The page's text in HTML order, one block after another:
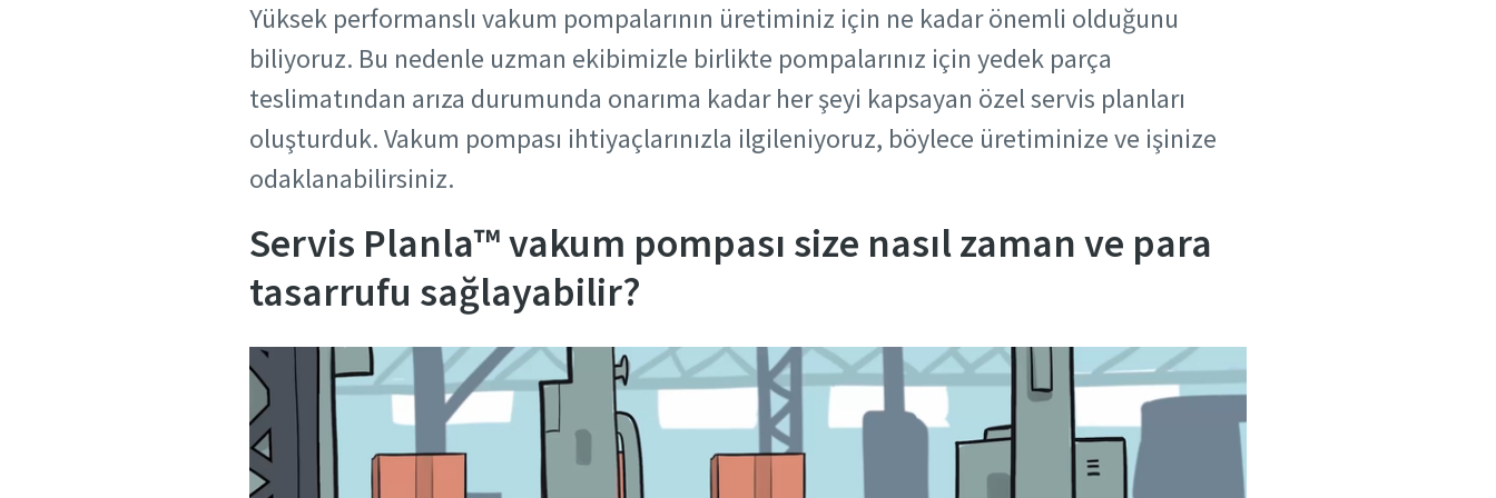
Yüksek performanslı vakum pompalarının üretiminiz için ne kadar önemli olduğunu
biliyoruz. Bu nedenle uzman ekibimizle birlikte pompalarınız için yedek parça
teslimatından arıza durumunda onarıma kadar her şeyi kapsayan özel servis planları
oluşturduk. Vakum pompası ihtiyaçlarınızla ilgileniyoruz, böylece üretiminize ve işinize
odaklanabilirsiniz.
Servis Planla™ vakum pompası size nasıl zaman ve para
tasarrufu sağlayabilir?
Ülke
Sokak
Şehir
Posta kodu
Talep
Sorular veya Talepler
Ülke
Sokak
Şehir
Posta kodu
Talep
Sorular veya Talepler
Şehir
Posta kodu
Sorular veya Talepler
Ülke
Sokak
Şehir
Posta kodu
Talep
Sorular veya Talepler